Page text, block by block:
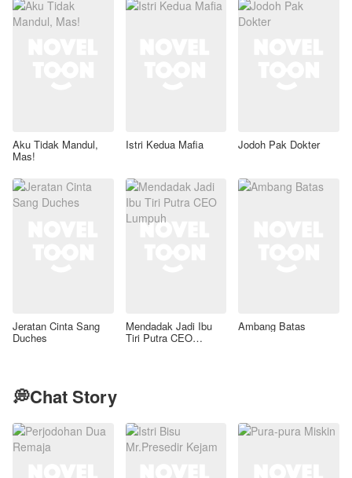
Aku Tidak Mandul,
Mas!
Istri Kedua Mafia Jodoh Pak Dokter
Jeratan Cinta Sang
Duches
Mendadak Jadi Ibu
Tiri Putra CEO
Ambang Batas
💭Chat Story